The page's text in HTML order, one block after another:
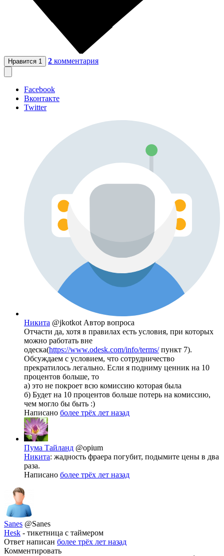
Нравится 1 2 комментария
Facebook
Вконтакте
Twitter
Никита @jkotkot Автор вопроса
Отчасти да, хотя в правилах есть условия, при которых
можно работать вне
одеска(https://www.odesk.com/info/terms/пункт 7).
Обсуждаем с условием, что сотрудничество
прекратилось легально. Если я подниму ценник на 10
процентов больше, то
а) это не покроет всю комиссию которая была
б) Будет на 10 процентов больше потерь на комиссию,
чем могло бы быть :)
Написано более трёх лет назад
Пума Тайланд @opium
Никита: жадность фраера погубит, подымите цены в два
раза.
Написано более трёх лет назад
Sanes @Sanes
Hesk - тикетница с таймером
Ответ написан более трёх лет назад
Комментировать